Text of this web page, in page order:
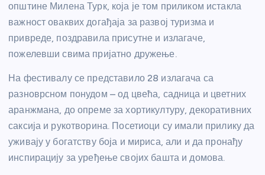
општине Милена Турк, која је том приликом истакла
важност оваквих догађаја за развој туризма и
привреде, поздравила присутне и излагаче,
пожелевши свима пријатно дружење.
На фестивалу се представило 28 излагача са
разноврсном понудом – од цвећа, садница и цветних
аранжмана, до опреме за хортикултуру, декоративних
саксија и рукотворина. Посетиоци су имали прилику да
уживају у богатству боја и мириса, али и да пронађу
инспирацију за уређење својих башта и домова.